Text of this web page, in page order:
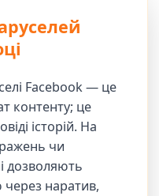
Facebook — це
контенту; це
історій. На
чи
дозволяють
наратив,